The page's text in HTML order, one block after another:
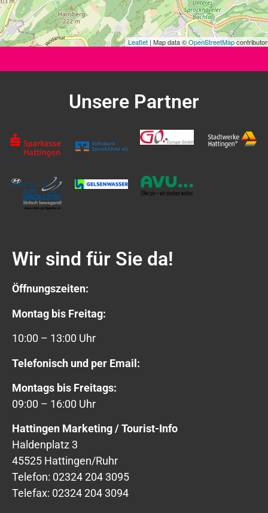
Leaflet| Map data ©OpenStreetMap
Unsere Partner
Wir sind für Sie da!
Öffnungszeiten:
Montag bis Freitag:
10:00 – 13:00 Uhr
Telefonisch und per Email:
Montags bis Freitags:
09:00 – 16:00 Uhr
Hattingen Marketing / Tourist-Info
Haldenplatz 3
45525 Hattingen/Ruhr
Telefon: 02324 204 3095
Telefax: 02324 204 3094